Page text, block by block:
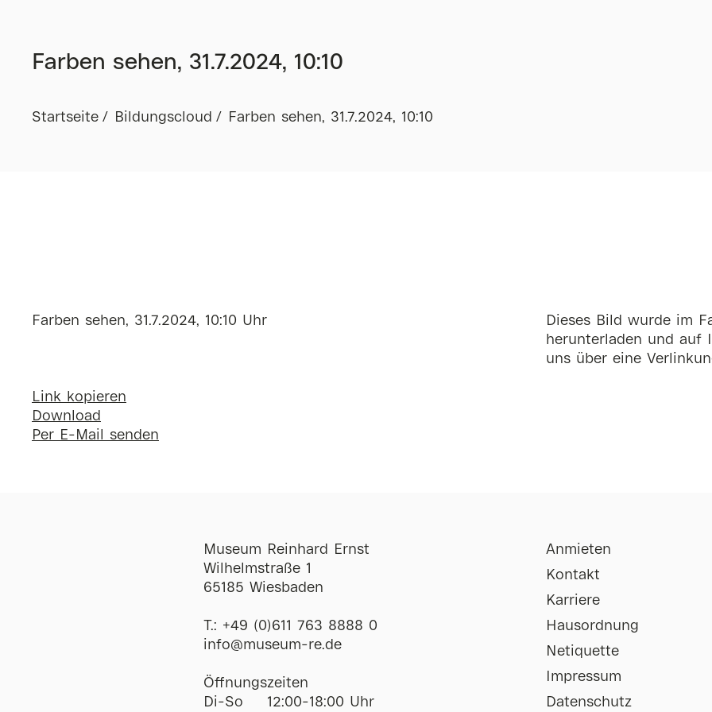
Farben sehen, 31.7.2024, 10:10
Startseite Bildungscloud Farben sehen, 31.7.2024, 10:10
Farben sehen, 31.7.2024, 10:10 Uhr
Link kopieren
Download
Per E-Mail senden
Dieses Bild wurde im
herunterladen und auf
uns über eine
Museum Reinhard Ernst
Wilhelmstraße 1
65185 Wiesbaden
T.: +49 (0)611 763 8888 0
ofni@museum-re de
Öffnungszeiten
Di-So
12:00-18:00 Uhr
Anmieten
Kontakt
Karriere
Hausordnung
Netiquette
Impressum
Datenschutz